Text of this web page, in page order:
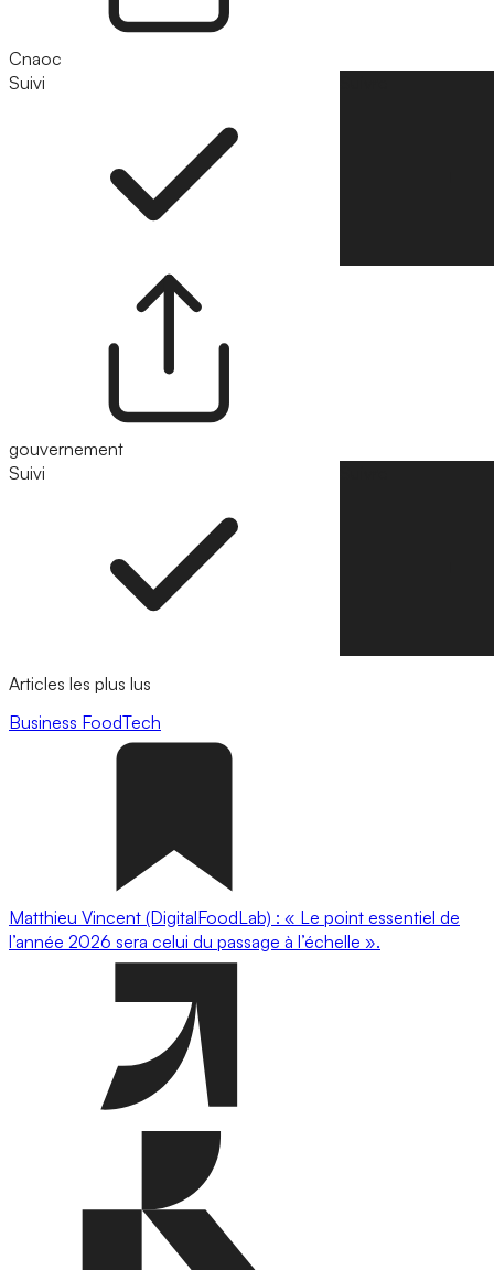
Cnaoc
Suivi
gouvernement
Suivi
Articles les plus lus
Business FoodTech
Matthieu Vincent (DigitalFoodLab) : « Le point essentiel de
l’année 2026 sera celui du passage à l’échelle ».